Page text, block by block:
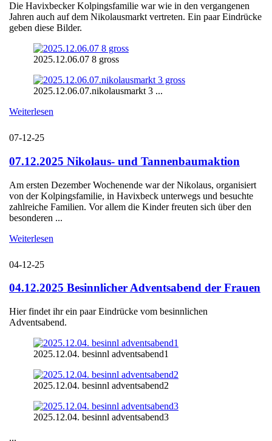
Die Havixbecker Kolpingsfamilie war wie in den vergangenen
Jahren auch auf dem Nikolausmarkt vertreten. Ein paar Eindrücke
geben diese Bilder.
2025.12.06.07 8 gross
2025.12.06.07.nikolausmarkt 3 ...
Weiterlesen
07-12-25
07.12.2025 Nikolaus- und Tannenbaumaktion
Am ersten Dezember Wochenende war der Nikolaus, organisiert
von der Kolpingsfamilie, in Havixbeck unterwegs und besuchte
zahlreiche Familien. Vor allem die Kinder freuten sich über den
besonderen ...
Weiterlesen
04-12-25
04.12.2025 Besinnlicher Adventsabend der Frauen
Hier findet ihr ein paar Eindrücke vom besinnlichen
Adventsabend.
2025.12.04. besinnl adventsabend1
2025.12.04. besinnl adventsabend2
2025.12.04. besinnl adventsabend3
...